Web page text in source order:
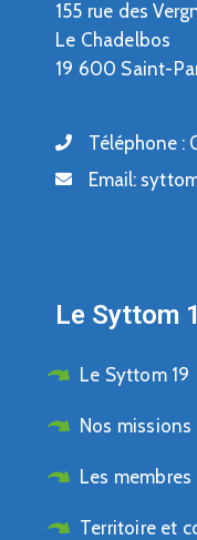
155 rue des
Le Chadelbos
19 600 Saint-
Téléphone :
Email:
Le Syttom
Le Syttom 19
Nos missions
Les membres
Territoire et